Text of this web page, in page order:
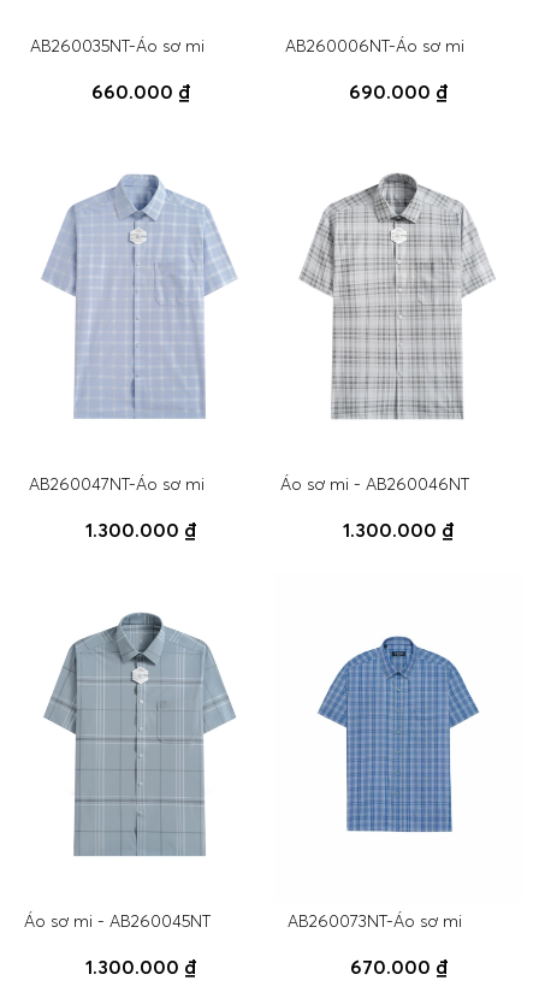
AB260035NT-Áo sơ mi
660.000 ₫
AB260006NT-Áo sơ mi
690.000 ₫
AB260047NT-Áo sơ mi
1.300.000 ₫
Áo sơ mi - AB260046NT
1.300.000 ₫
Áo sơ mi - AB260045NT
1.300.000 ₫
AB260073NT-Áo sơ mi
670.000 ₫